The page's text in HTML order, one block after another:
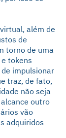
além de
de
torno de uma
e tokens
impulsionar
traz, de fato,
não seja
outro
vão
adquiridos